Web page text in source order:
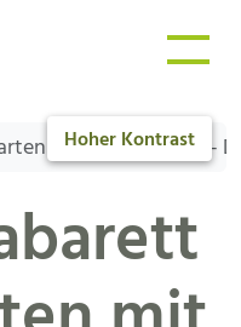
Hoher Kontrast
mit „CAT- stairs“ –